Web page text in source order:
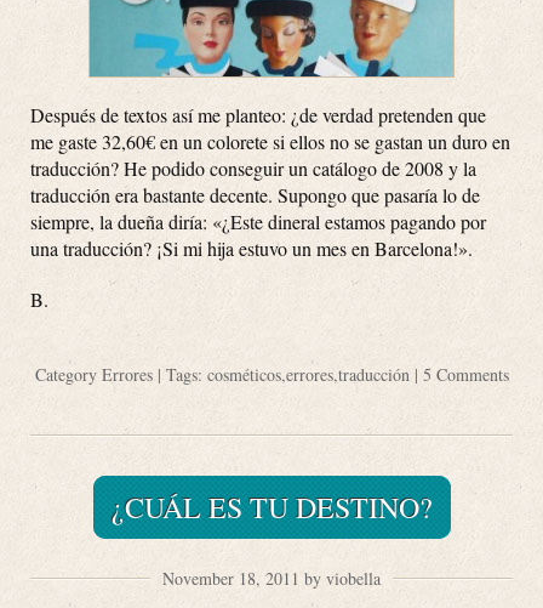
Después de textos así me planteo: ¿de verdad pretenden que
me gaste 32,60€ en un colorete si ellos no se gastan un duro en
traducción? He podido conseguir un catálogo de 2008 y la
traducción era bastante decente. Supongo que pasaría lo de
siempre, la dueña diría: «¿Este dineral estamos pagando por
una traducción? ¡Si mi hija estuvo un mes en Barcelona!».
B.
Category Errores| Tags: cosméticos,errores,traducción| 5 Comments
¿CUÁL ES TU DESTINO?
November 18, 2011 by viobella